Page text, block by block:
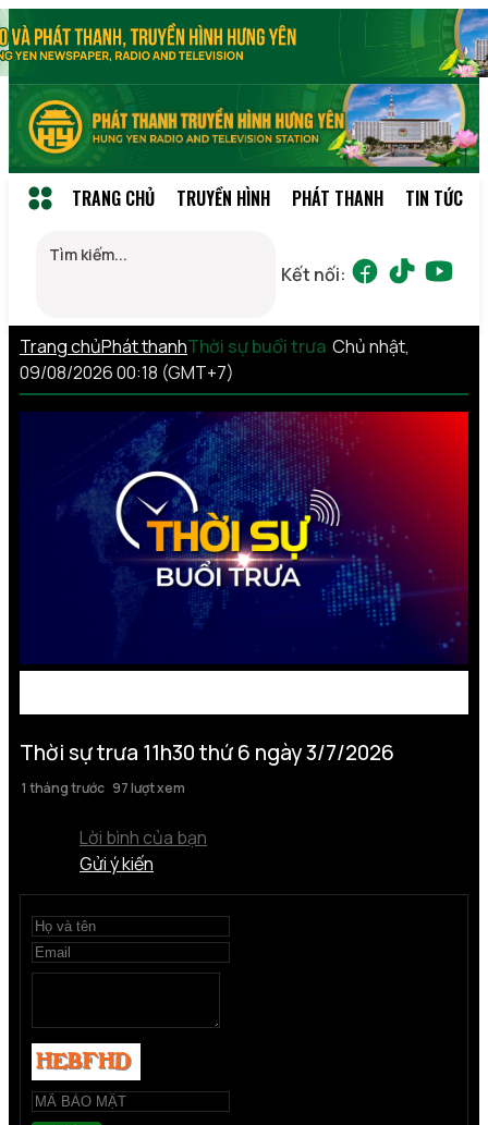
TRANG CHỦ TRUYỀN HÌNH PHÁT THANH TIN TỨC
Kết nối:
Trang chủPhát thanhThời sự buổi trưa Chủ nhật,
09/08/2026 00:18 (GMT+7)
Thời sự trưa 11h30 thứ 6 ngày 3/7/2026
1 tháng trước 97 lượt xem
Lời bình của bạn
Gửi ý kiến